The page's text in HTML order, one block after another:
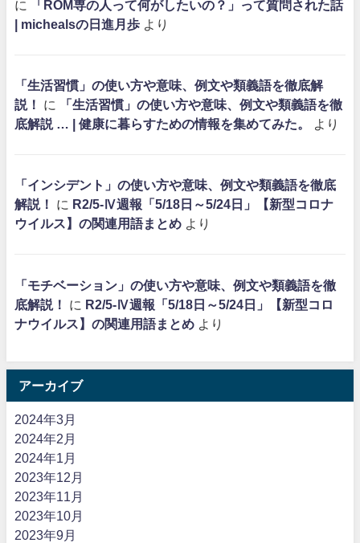
に
「ROM専の人って何がしたいの？」って質問された話
| michealsの日進月歩 より
「生活習慣」の使い方や意味、例文や類義語を徹底解
説！
に
「生活習慣」の使い方や意味、例文や類義語を徹
底解説 … | 健康に暮らすための情報を集めてみた。
より
「インシデント」の使い方や意味、例文や類義語を徹底
解説！
に R2/5-Ⅳ週報「5/18日～5/24日」【新型コロナ
ウイルス】の関連用語まとめ より
「モチベーション」の使い方や意味、例文や類義語を徹
底解説！
に R2/5-Ⅳ週報「5/18日～5/24日」【新型コロ
ナウイルス】の関連用語まとめ より
アーカイブ
2024年3月
2024年2月
2024年1月
2023年12月
2023年11月
2023年10月
2023年9月